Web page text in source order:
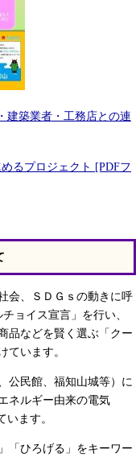
建築業者・工務店との連
るプロジェクト [PDFフ
会、ＳＤＧｓの動きに呼
ョイス宣言」を行い、
品などを賢く選ぶ「クー
ています。
公民館、福知山城等）に
ネルギー由来の電気
います。
「ひろげる」をキーワー